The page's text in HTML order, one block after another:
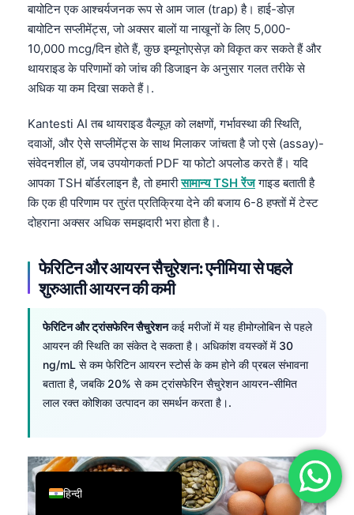
बायोटिन एक आश्चर्यजनक रूप से आम जाल (trap) है। हाई-डोज़
बायोटिन सप्लीमेंट्स, जो अक्सर बालों या नाखूनों के लिए 5,000-
10,000 mcg/दिन होते हैं, कुछ इम्यूनोएसेज़ को विकृत कर सकते हैं और
थायराइड के परिणामों को जांच की डिजाइन के अनुसार गलत तरीके से
अधिक या कम दिखा सकते हैं।.
Kantesti AI तब थायराइड वैल्यूज़ को लक्षणों, गर्भावस्था की स्थिति,
दवाओं, और ऐसे सप्लीमेंट्स के साथ मिलाकर जांचता है जो एसे (assay)-
संवेदनशील हों, जब उपयोगकर्ता PDF या फोटो अपलोड करते हैं। यदि
आपका TSH बॉर्डरलाइन है, तो हमारीसामान्य TSH रेंजगाइड बताती है
कि एक ही परिणाम पर तुरंत प्रतिक्रिया देने की बजाय 6-8 हफ्तों में टेस्ट
दोहराना अक्सर अधिक समझदारी भरा होता है।.
फेरिटिन और आयरन सैचुरेशन: एनीमिया से पहले
शुरुआती आयरन की कमी
फेरिटिन और ट्रांसफेरिन सैचुरेशनकई मरीजों में यह हीमोग्लोबिन से पहले
आयरन की स्थिति का संकेत दे सकता है। अधिकांश वयस्कों में 30
ng/mL से कम फेरिटिन आयरन स्टोर्स के कम होने की प्रबल संभावना
बताता है, जबकि 20% से कम ट्रांसफेरिन सैचुरेशन आयरन-सीमित
लाल रक्त कोशिका उत्पादन का समर्थन करता है।.
हिन्दी
English
Français
עִבְרִית
Italiano
Português
Ελληνικά
Română
简体中文
فارسی
Български
Nederlands
Bahasa Indonesia
Հայերեն